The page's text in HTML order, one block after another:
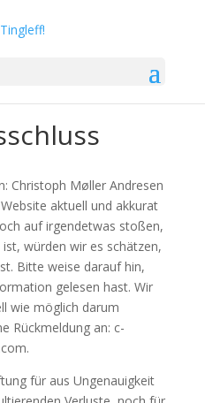
Christoph Møller Andresen
aktuell und akkurat
auf irgendetwas stoßen,
würden wir es schätzen,
Bitte weise darauf hin,
gelesen hast. Wir
wie möglich darum
Rückmeldung an: c-
.
für aus Ungenauigkeit